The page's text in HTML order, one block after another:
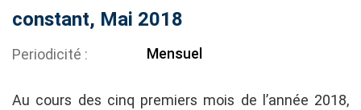
constant, Mai 2018
Periodicité Mensuel
Au cours des cinq premiers mois de l’année 2018,